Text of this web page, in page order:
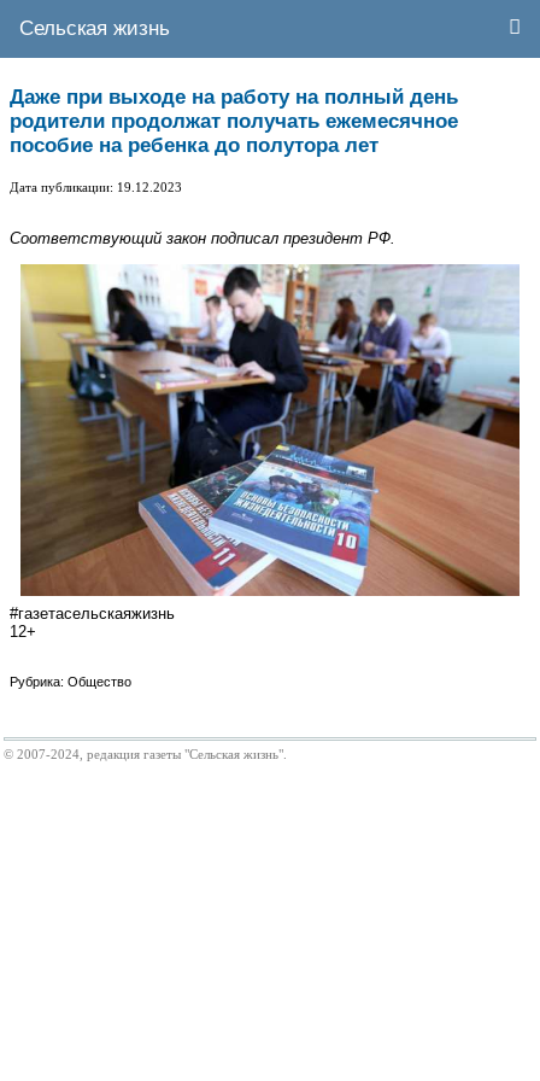
Сельская жизнь
Даже при выходе на работу на полный день
родители продолжат получать ежемесячное
пособие на ребенка до полутора лет
Дата публикации: 19.12.2023
Соответствующий закон подписал президент РФ.
#газетасельскаяжизнь
12+
Рубрика: Общество
© 2007-2024, редакция газеты "Сельская жизнь".